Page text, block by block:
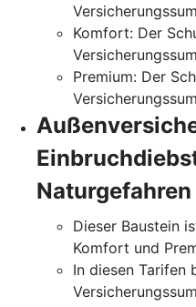
Komfort: Der
Premium: Der
Naturgefahren
Dieser Baustein
Komfort und
In diesen Tarifen